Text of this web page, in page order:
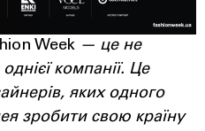
Week — це не
компанії. Це
яких одного
зробити свою країну